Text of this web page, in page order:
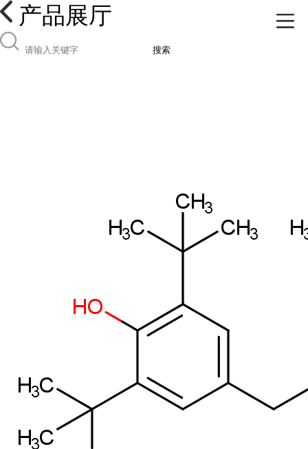
产品展厅
搜索